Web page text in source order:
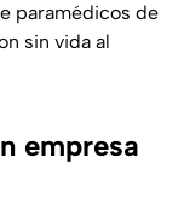
paramédicos de
sin vida al
empresa